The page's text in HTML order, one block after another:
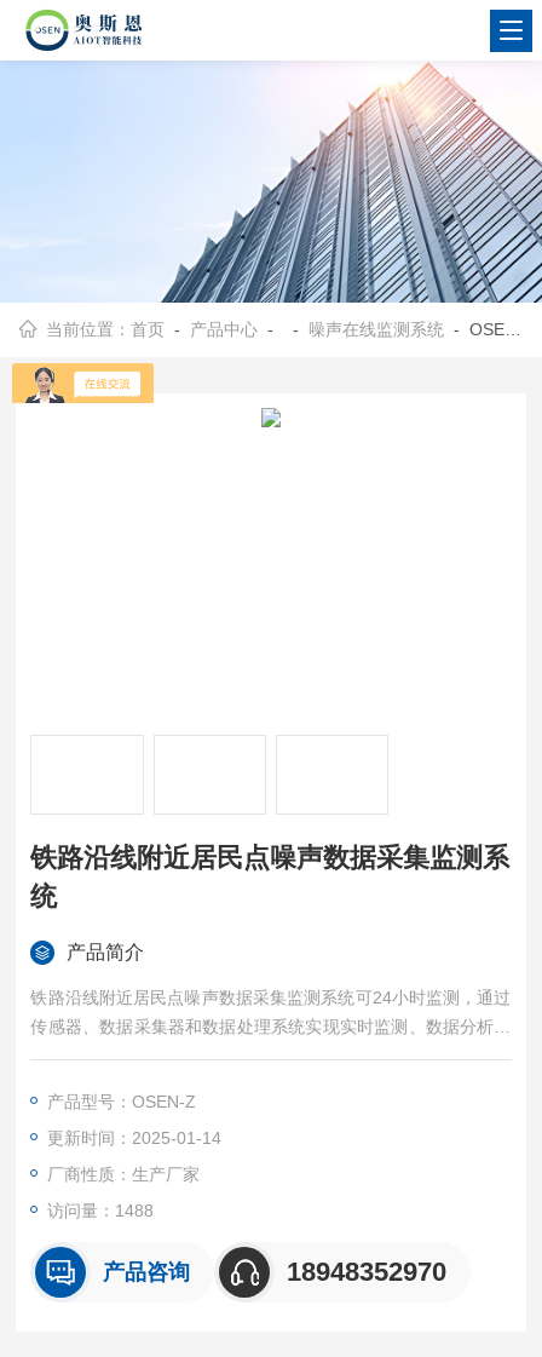
当前位置：首页 - 产品中心 - - 噪声在线监测系统 - OSEN-Z铁路沿线附近居民点噪声数据采集监测系统
铁路沿线附近居民点噪声数据采集监测系
统
产品简介
铁路沿线附近居民点噪声数据采集监测系统可24小时监测，通过
传感器、数据采集器和数据处理系统实现实时监测、数据分析，
助力城市管理者科学决策，提升公众参与度，有效治理噪声污
产品型号：OSEN-Z
更新时间：2025-01-14
厂商性质：生产厂家
访问量：1488
产品咨询 18948352970